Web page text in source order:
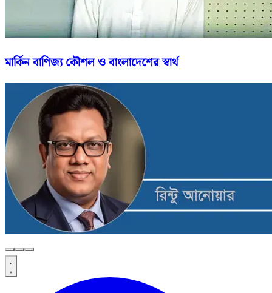
মার্কিন বাণিজ্য কৌশল ও বাংলাদেশের স্বার্থ